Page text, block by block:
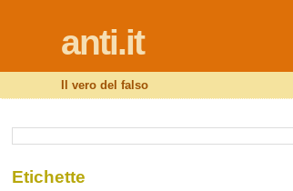
anti.it
Il vero del falso
Etichette